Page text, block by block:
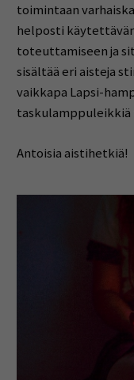
toimintaan
helposti
toteuttamiseen ja
sisältää eri aisteja
vaikkapa Lapsi-
taskulamppuleikkiä
Antoisia aistihetkiä!